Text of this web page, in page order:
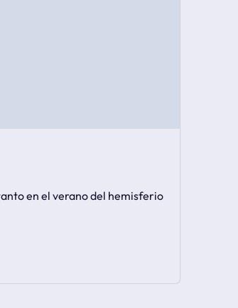
en el verano del hemisferio